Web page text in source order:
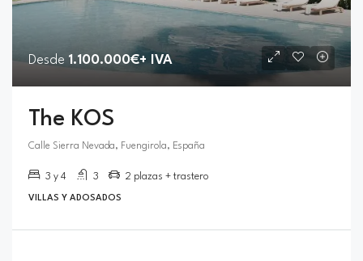
Desde 1.100.000€+ IVA
The KOS
Calle Sierra Nevada, Fuengirola, España
3 y 4 3 2 plazas + trastero
VILLAS Y ADOSADOS